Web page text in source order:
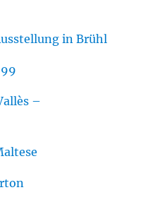
in Brühl
–